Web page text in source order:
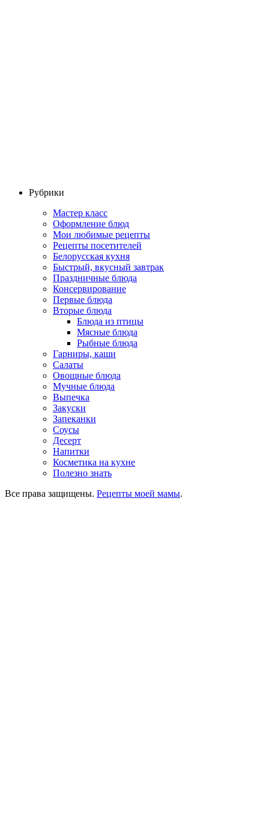
Рубрики
Мастер класс
Оформление блюд
Мои любимые рецепты
Рецепты посетителей
Белорусская кухня
Быстрый, вкусный завтрак
Праздничные блюда
Консервирование
Первые блюда
Вторые блюда
Блюда из птицы
Мясные блюда
Рыбные блюда
Гарниры, каши
Салаты
Овощные блюда
Мучные блюда
Выпечка
Закуски
Запеканки
Соусы
Десерт
Напитки
Косметика на кухне
Полезно знать
Все права защищены. Рецепты моей мамы.